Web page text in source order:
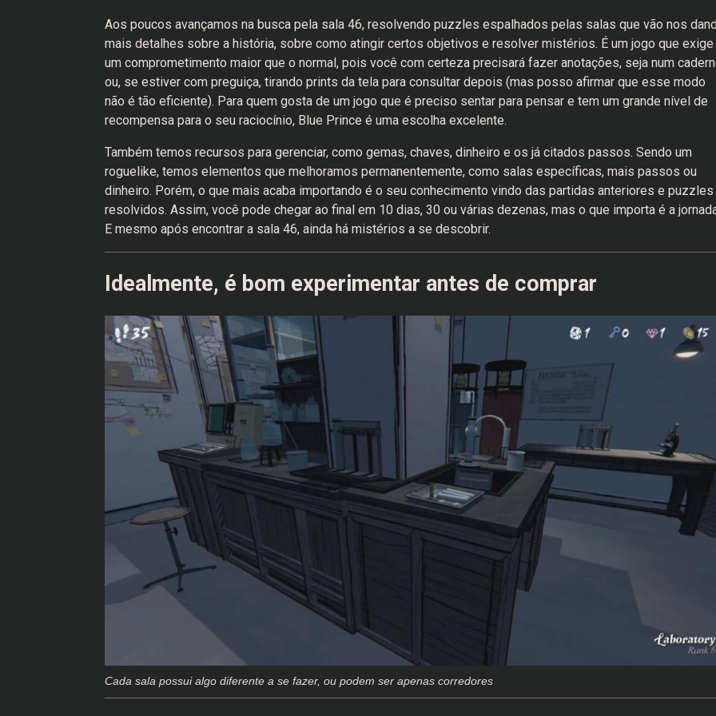
Aos poucos avançamos na busca pela sala 46, resolvendo puzzles espalhados pelas salas que vão nos
mais detalhes sobre a história, sobre como atingir certos objetivos e resolver mistérios. É um jogo que exige
um comprometimento maior que o normal, pois você com certeza precisará fazer anotações, seja num
ou, se estiver com preguiça, tirando prints da tela para consultar depois (mas posso afirmar que esse modo
não é tão eficiente). Para quem gosta de um jogo que é preciso sentar para pensar e tem um grande nível de
recompensa para o seu raciocínio, Blue Prince é uma escolha excelente.
Também temos recursos para gerenciar, como gemas, chaves, dinheiro e os já citados passos. Sendo um
roguelike, temos elementos que melhoramos permanentemente, como salas específicas, mais passos ou
dinheiro. Porém, o que mais acaba importando é o seu conhecimento vindo das partidas anteriores e puzzles
resolvidos. Assim, você pode chegar ao final em 10 dias, 30 ou várias dezenas, mas o que importa é a
E mesmo após encontrar a sala 46, ainda há mistérios a se descobrir.
Idealmente, é bom experimentar antes de comprar
Cada sala possui algo diferente a se fazer, ou podem ser apenas corredores